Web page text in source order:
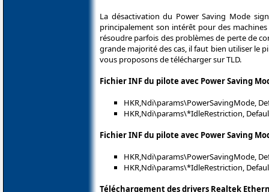
La désactivation du Power Saving Mode
principalement son intérêt pour des
résoudre parfois des problèmes de perte de
grande majorité des cas, il faut bien utiliser le
vous proposons de télécharger sur TLD.
Fichier INF du pilote avec Power Saving
HKR,Ndi\params\PowerSavingMode,
HKR,Ndi\params\*IdleRestriction,
Fichier INF du pilote avec Power Saving
HKR,Ndi\params\PowerSavingMode,
HKR,Ndi\params\*IdleRestriction,
Téléchargement des drivers Realtek